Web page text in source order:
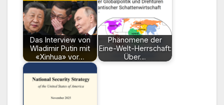
Das Interview von
Wladimir Putin mit
«Xinhua» vor…
Phänomene der
Eine-Welt-Herrschaft:
Über…